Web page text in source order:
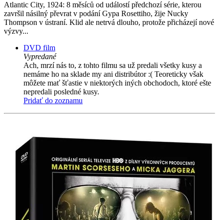
Atlantic City, 1924: 8 měsíců od událostí předchozí série, kterou
završil násilný převrat v podání Gypa Rosettiho, žije Nucky
Thompson v ústraní. Klid ale netrvá dlouho, protože přicházejí nové
výzvy...
DVD film
Vypredané
Ach, mrzí nás to, z tohto filmu sa už predali všetky kusy a
nemáme ho na sklade my ani distribútor :( Teoreticky však
môžete mať šťastie v niektorých iných obchodoch, ktoré ešte
nepredali posledné kusy.
Pridať do zoznamu